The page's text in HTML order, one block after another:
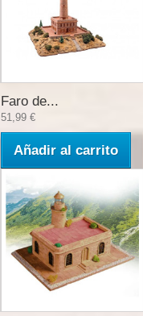
Faro de...
51,99 €
Añadir al carrito